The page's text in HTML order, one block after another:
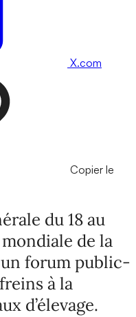
X.com
Copier le
du 18 au
de la
forum public-
à la
d’élevage.